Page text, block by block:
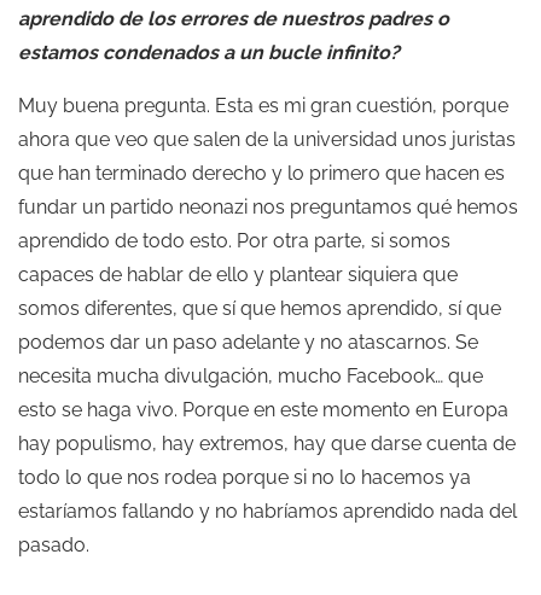
aprendido de los errores de nuestros padres o
estamos condenados a un bucle infinito?
Muy buena pregunta. Esta es mi gran cuestión, porque
ahora que veo que salen de la universidad unos juristas
que han terminado derecho y lo primero que hacen es
fundar un partido neonazi nos preguntamos qué hemos
aprendido de todo esto. Por otra parte, si somos
capaces de hablar de ello y plantear siquiera que
somos diferentes, que sí que hemos aprendido, sí que
podemos dar un paso adelante y no atascarnos. Se
necesita mucha divulgación, mucho Facebook… que
esto se haga vivo. Porque en este momento en Europa
hay populismo, hay extremos, hay que darse cuenta de
todo lo que nos rodea porque si no lo hacemos ya
estaríamos fallando y no habríamos aprendido nada del
pasado.